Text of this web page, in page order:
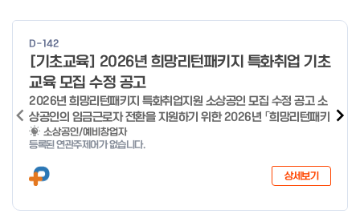
D-142
[기초교육] 2026년 희망리턴패키지 특화취업 기초
교육 모집 수정 공고
2026년 희망리턴패키지 특화취업지원 소상공인 모집 수정 공고 소
상공인의 임금근로자 전환을 지원하기 위한 2026년 「희망리턴패키
지 특화취업지원」 사업을 다음과 같이 공고합니다. '26.6.2(화)은
익일인 6.3(수) 선거로 인해 서류검토가 불가함에 따라 기초교육
모집을 진행하지 않음을 안내드립니다. (6/3 모집 재개) □ 사업명:
희망리턴패키지 특화취업지원 □ 지원대상: 폐업(예정) 소상공인
경우 매주 일, 월, 화, 수, 목 신청·접수 가능 ** 기초교육 신청 가능
소상공인/예비창업자
등록된 연관주제어가 없습니다.
상세보기